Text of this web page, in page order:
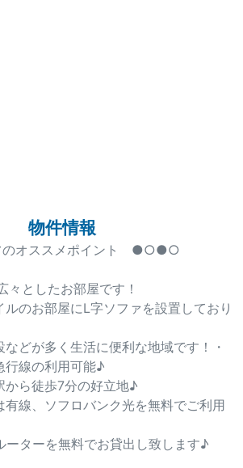
物件情報
オススメポイント ●○●○
々としたお部屋です！
ルのお部屋にL字ソファを設置しており
などが多く生活に便利な地域です！・
行線の利用可能♪
から徒歩7分の好立地♪
有線、ソフロバンク光を無料でご利用
ーターを無料でお貸出し致します♪